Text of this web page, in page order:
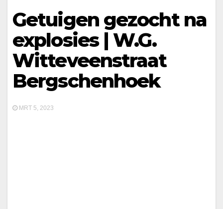
Getuigen gezocht na
explosies | W.G.
Witteveenstraat
Bergschenhoek
MRT 5, 2023